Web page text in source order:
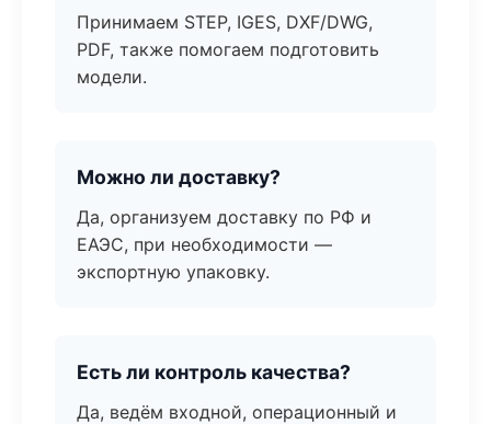
Принимаем STEP, IGES, DXF/DWG,
PDF, также помогаем подготовить
модели.
Можно ли доставку?
Да, организуем доставку по РФ и
ЕАЭС, при необходимости —
экспортную упаковку.
Есть ли контроль качества?
Да, ведём входной, операционный и